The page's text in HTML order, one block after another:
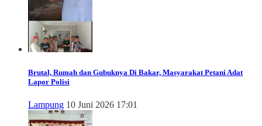
Brutal, Rumah dan Gubuknya Di Bakar, Masyarakat Petani Adat
Lapor Polisi
Lampung 10 Juni 2026 17:01